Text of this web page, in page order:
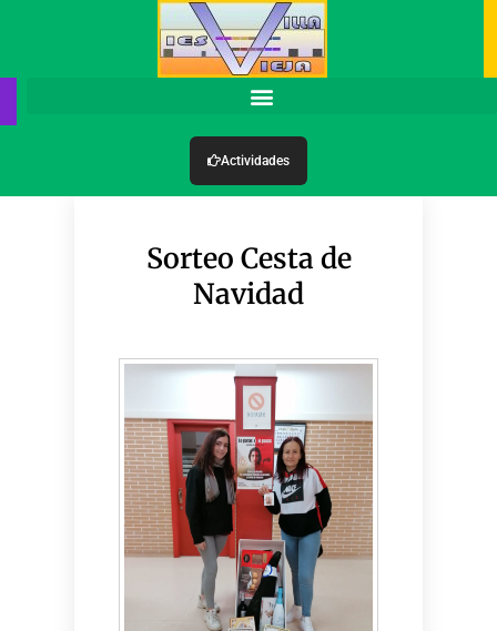
Actividades
Sorteo Cesta de
Navidad